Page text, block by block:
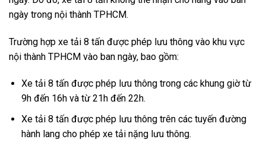
ngày trong nội thành TPHCM.
Trường hợp xe tải 8 tấn được phép lưu thông vào khu vực
nội thành TPHCM vào ban ngày, bao gồm:
Xe tải 8 tấn được phép lưu thông trong các khung giờ từ
9h đến 16h và từ 21h đến 22h.
Xe tải 8 tấn được phép lưu thông trên các tuyến đường
hành lang cho phép xe tải nặng lưu thông.